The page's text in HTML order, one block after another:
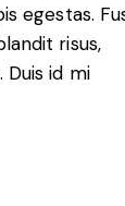
egestas.
risus,
id mi